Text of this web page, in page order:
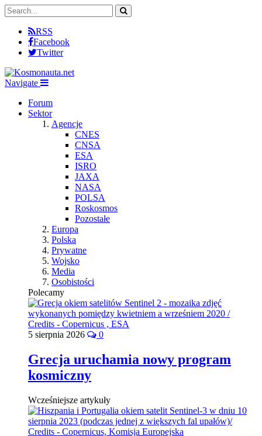
RSS
Facebook
Twitter
Navigate
Forum
Sektor
Agencje
CNES
CNSA
ESA
ISRO
JAXA
NASA
POLSA
Roskosmos
Pozostałe
Europa
Polska
Prywatne
Wojsko
Media
Osobistości
Polecamy
5 sierpnia 2026 0
Grecja uruchamia nowy program
kosmiczny
Wcześniejsze artykuły